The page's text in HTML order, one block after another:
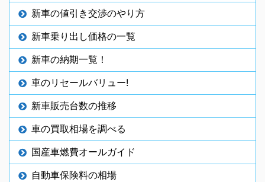
新車の値引き交渉のやり方
新車乗り出し価格の一覧
新車の納期一覧！
車のリセールバリュー!
新車販売台数の推移
車の買取相場を調べる
国産車燃費オールガイド
自動車保険料の相場